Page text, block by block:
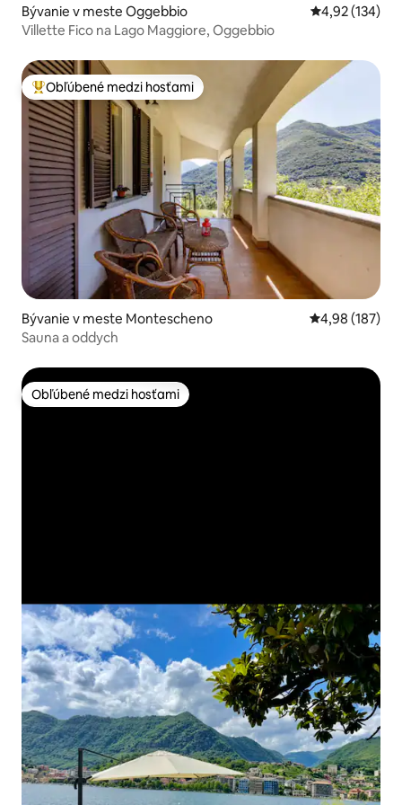
Bývanie v meste Oggebbio Priemerné
4,92 (134)
Villette Fico na Lago Maggiore, Oggebbio
Najobľúbenejšie medzi hosťami
Obľúbené medzi hosťami
Bývanie v meste Montescheno Priemerné
4,98 (187)
Sauna a oddych
Obľúbené medzi hosťami
Obľúbené medzi hosťami